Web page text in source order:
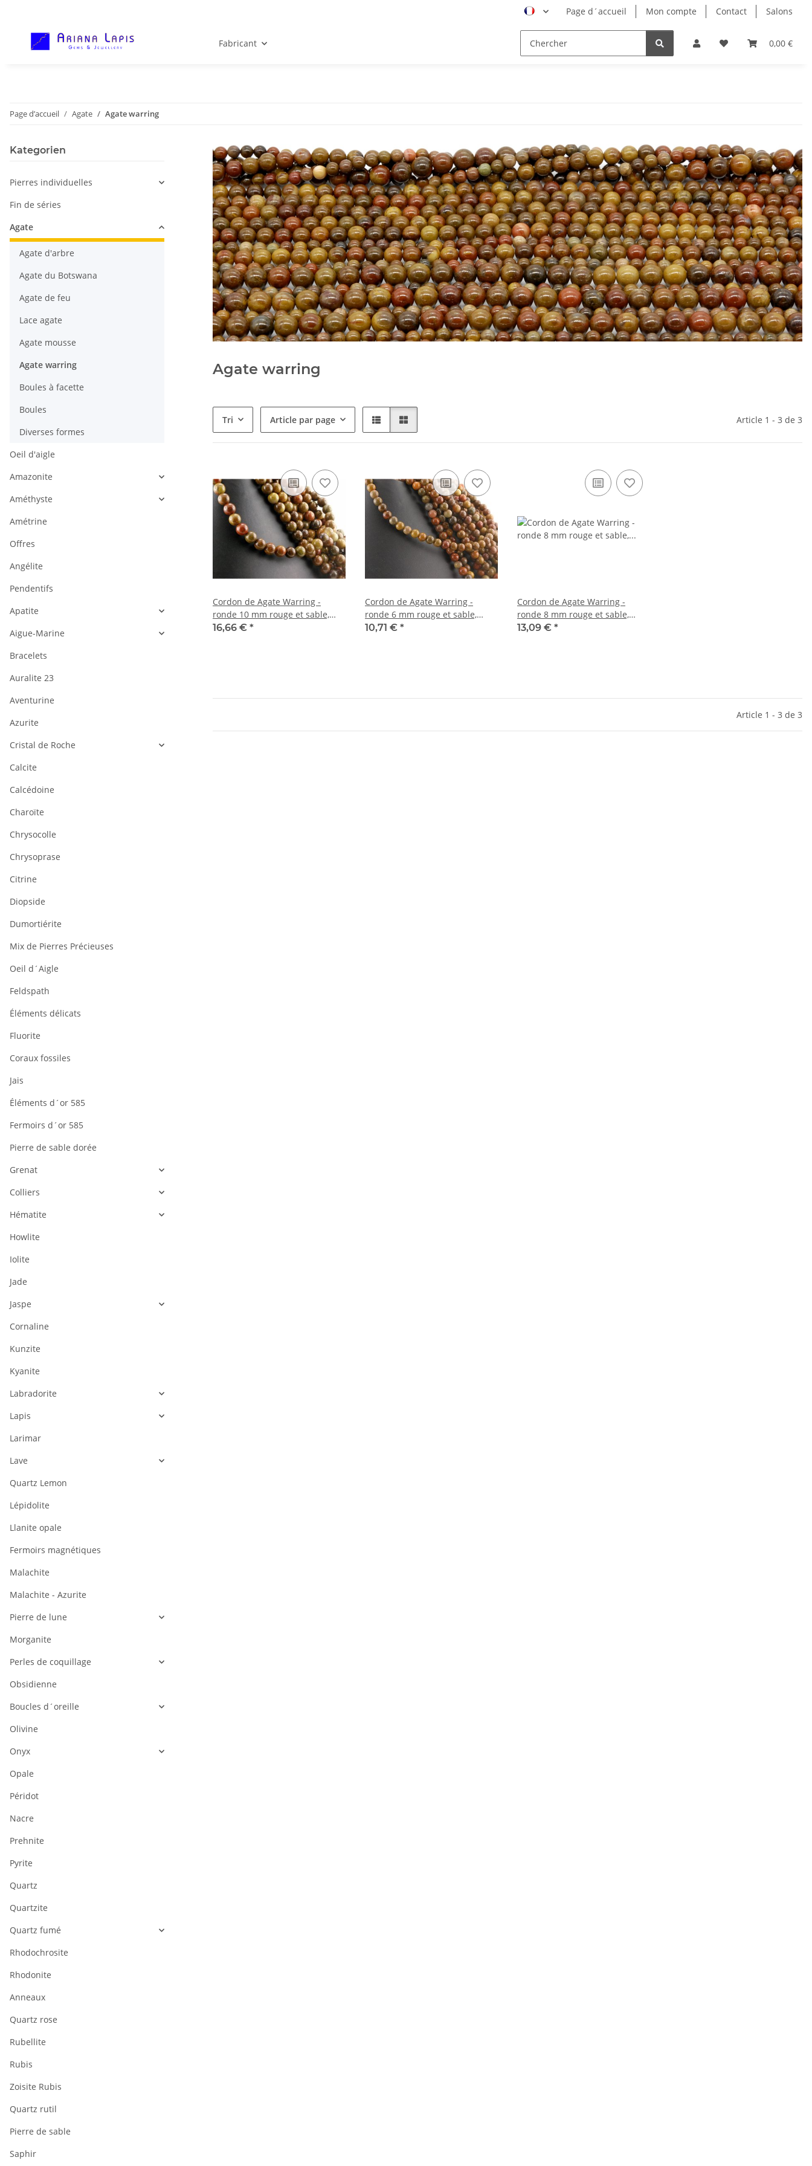
Page d´accueil Mon compte Contact Salons
0,00 €
Fabricant
Page d’accueil Agate Agate warring
Agate warring
Tri Article par page Article 1 - 3 de 3
Cordon de Agate Warring -
ronde 10 mm rouge et sable,
longueur 39 cm /5312
16,66 € *
Cordon de Agate Warring -
ronde 6 mm rouge et sable,
longueur 39 cm /5310
10,71 € *
Cordon de Agate Warring -
ronde 8 mm rouge et sable,
longueur 39 cm /5311
13,09 € *
Article 1 - 3 de 3
Kategorien
Pierres individuelles
Fin de séries
Agate
Agate d'arbre
Agate du Botswana
Agate de feu
Lace agate
Agate mousse
Agate warring
Boules à facette
Boules
Diverses formes
Oeil d'aigle
Amazonite
Améthyste
Amétrine
Offres
Angélite
Pendentifs
Apatite
Aigue-Marine
Bracelets
Auralite 23
Aventurine
Azurite
Cristal de Roche
Calcite
Calcédoine
Charoïte
Chrysocolle
Chrysoprase
Citrine
Diopside
Dumortiérite
Mix de Pierres Précieuses
Oeil d´Aigle
Feldspath
Éléments délicats
Fluorite
Coraux fossiles
Jais
Éléments d´or 585
Fermoirs d´or 585
Pierre de sable dorée
Grenat
Colliers
Hématite
Howlite
Iolite
Jade
Jaspe
Cornaline
Kunzite
Kyanite
Labradorite
Lapis
Larimar
Lave
Quartz Lemon
Lépidolite
Llanite opale
Fermoirs magnétiques
Malachite
Malachite - Azurite
Pierre de lune
Morganite
Perles de coquillage
Obsidienne
Boucles d´oreille
Olivine
Onyx
Opale
Péridot
Nacre
Prehnite
Pyrite
Quartz
Quartzite
Quartz fumé
Rhodochrosite
Rhodonite
Anneaux
Quartz rose
Rubellite
Rubis
Zoisite Rubis
Quartz rutil
Pierre de sable
Saphir